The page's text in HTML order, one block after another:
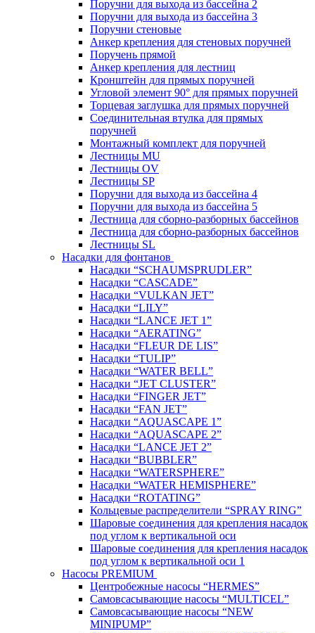
Поручни для выхода из бассейна 2
Поручни для выхода из бассейна 3
Поручни стеновые
Анкер крепления для стеновых поручней
Поручень прямой
Анкер крепления для лестниц
Кронштейн для прямых поручней
Угловой элемент 90° для прямых поручней
Торцевая заглушка для прямых поручней
Соединительная втулка для прямых
поручней
Монтажный комплект для поручней
Лестницы MU
Лестницы OV
Лестницы SP
Поручни для выхода из бассейна 4
Поручни для выхода из бассейна 5
Лестница для сборно-разборных бассейнов
Лестница для сборно-разборных бассейнов
Лестницы SL
Насадки для фонтанов
Насадки “SCHAUMSPRUDLER”
Насадки “CASCADE”
Насадки “VULKAN JET”
Насадки “LILY”
Насадки “LANCE JET 1”
Насадки “AERATING”
Насадки “FLEUR DE LIS”
Насадки “TULIP”
Насадки “WATER BELL”
Насадки “JET CLUSTER”
Насадки “FINGER JET”
Насадки “FAN JET”
Насадки “AQUASCAPE 1”
Насадки “AQUASCAPE 2”
Насадки “LANCE JET 2”
Насадки “BUBBLER”
Насадки “WATERSPHERE”
Насадки “WATER HEMISPHERE”
Насадки “ROTATING”
Кольцевые распределители “SPRAY RING”
Шаровые соединения для крепления насадок
под углом к вертикальной оси
Шаровые соединения для крепления насадок
под углом к вертикальной оси 1
Насосы PREMIUM
Центробежные насосы “HERMES”
Самовсасывающие насосы “MULTICEL”
Самовсасывающие насосы “NEW
MINIPUMP”